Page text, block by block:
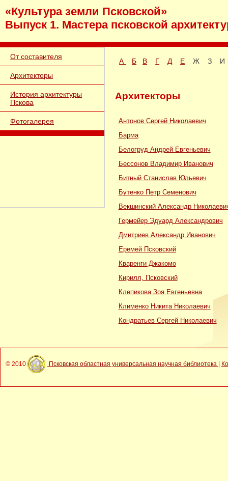
«Культура земли Псковской»
Выпуск 1. Мастера псковской
А Б В Г Д Е Ж З
Архитекторы
Антонов Сергей Николаевич
Барма
Белогруд Андрей Евгеньевич
Бессонов Владимир Иванович
Битный Станислав Юльевич
Бутенко Петр Семенович
Векшинский Александр
Гермейер Эдуард Александрович
Дмитриев Александр Иванович
Еремей Псковский
Кваренги Джакомо
Кирилл, Псковский
Клепикова Зоя Евгеньевна
Клименко Никита Николаевич
Кондратьев Сергей Николаевич
От составителя
Архитекторы
История архитектуры
Пскова
Фотогалерея
© 2010 Псковская областная универсальная научная библиотека |